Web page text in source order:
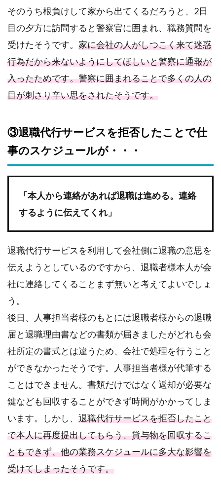
そのうち根負けして家から出てくるだろうと、2日
目の夕方に訪問すると警察官に囲まれ、職務質問を
受けたそうです。 家に会社の人がしつこく来て迷惑
行為だから来ないようにしてほしいと警察に通報が
入ったためです。警察に囲まれることで多くの人の
目が刺さり辛い思をされたそうです。
③退職代行サービスを拒否したことで仕
事のスケジュールが・・・
「本人から連絡があれば退職は進める。連絡
するように伝えてくれ」
退職代行サービスを利用して会社側に退職の意思を
伝えようとしているのですから、退職者様本人が会
社に連絡してくることまず無いと考えてよいでしょ
う。
後日、人事担当者様のもとには退職者様からの退職
届と退職理由書などの書類が届きましたがどれも会
社所定の書式とは違うため、会社で処理を行うこと
ができなかったそうです。人事担当者様が代筆する
ことはできません。書類だけではなく返却が必要な
鍵なども回収することができず時間がかかってしま
います。しかし、 退職代行サービスを拒否したこと
で本人に再度提出してもらう、貸与物を回収するこ
ともできず、他の業務スケジュールに多大な影響を
受けてしまったそうです。